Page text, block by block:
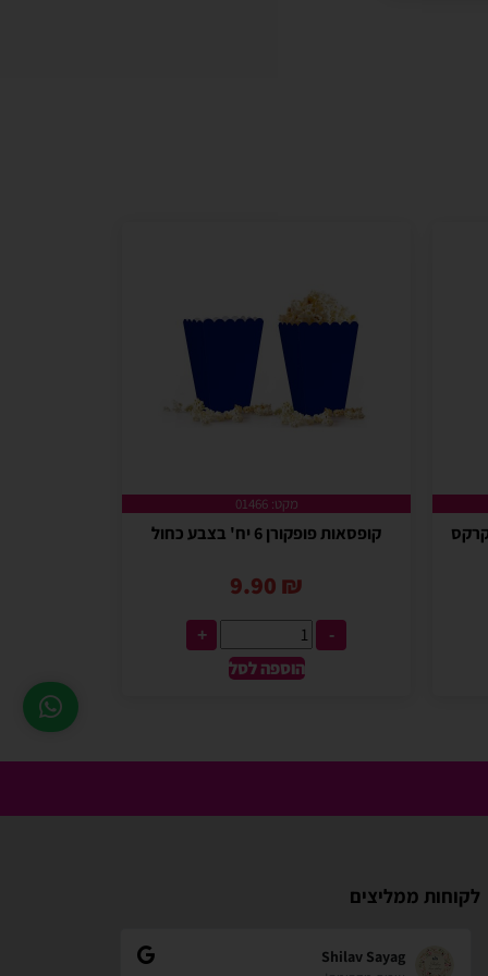
מקט: 01466
קופסאות פופקורן 6 יח' בצבע כחול
9.90 ₪
-
+
הוספה לסל
לקוחות ממליצים
Shilav Sayag